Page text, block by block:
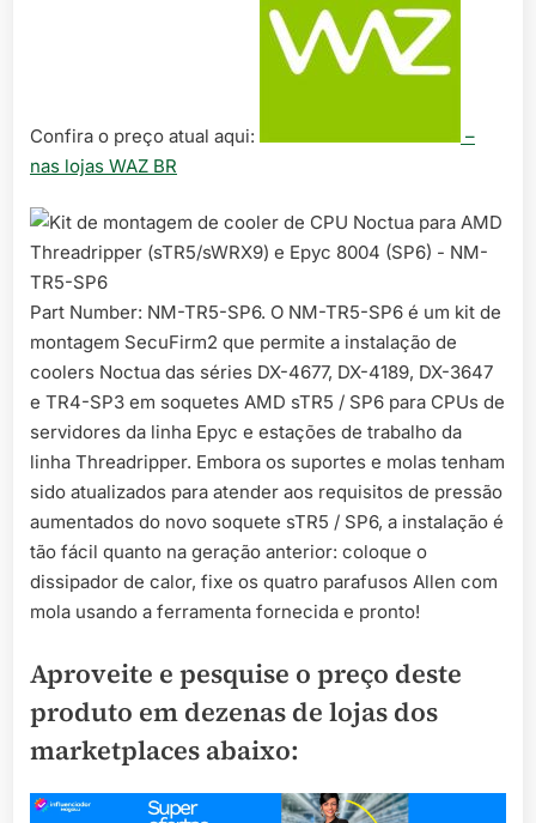
Confira o preço atual aqui:
–
nas lojas WAZ BR
Part Number: NM-TR5-SP6. O NM-TR5-SP6 é um kit de
montagem SecuFirm2 que permite a instalação de
coolers Noctua das séries DX-4677, DX-4189, DX-3647
e TR4-SP3 em soquetes AMD sTR5 / SP6 para CPUs de
servidores da linha Epyc e estações de trabalho da
linha Threadripper. Embora os suportes e molas tenham
sido atualizados para atender aos requisitos de pressão
aumentados do novo soquete sTR5 / SP6, a instalação é
tão fácil quanto na geração anterior: coloque o
dissipador de calor, fixe os quatro parafusos Allen com
mola usando a ferramenta fornecida e pronto!
Aproveite e pesquise o preço deste
produto em dezenas de lojas dos
marketplaces abaixo: